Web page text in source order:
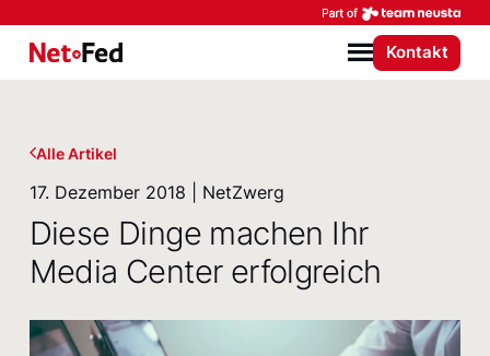
NetFederation GmbH
Menü
Kontakt
Alle Artikel
17. Dezember 2018 | NetZwerg
Diese Dinge machen Ihr
Media Center erfolgreich